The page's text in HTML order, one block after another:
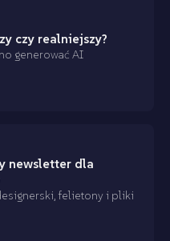
czy realniejszy?
generować AI
newsletter dla
felietony i pliki